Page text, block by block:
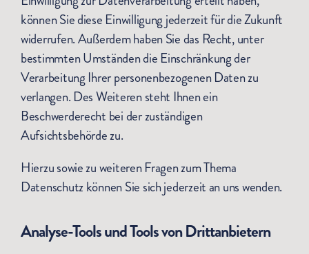
können Sie diese Einwilligung jederzeit für die Zukunft
widerrufen. Außerdem haben Sie das Recht, unter
bestimmten Umständen die Einschränkung der
Verarbeitung Ihrer personenbezogenen Daten zu
verlangen. Des Weiteren steht Ihnen ein
Beschwerderecht bei der zuständigen
Aufsichtsbehörde zu.
Hierzu sowie zu weiteren Fragen zum Thema
Datenschutz können Sie sich jederzeit an uns wenden.
Analyse-Tools und Tools von Dritt­anbietern